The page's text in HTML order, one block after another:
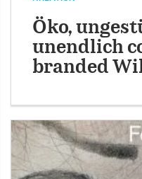
Öko,
unendlich
branded